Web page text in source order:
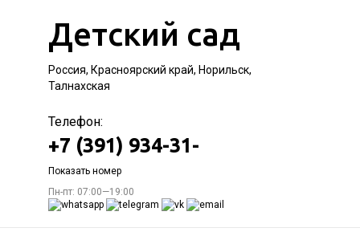
Детский сад
Россия, Красноярский край, Норильск,
Талнахская
Телефон:
+7 (391) 934-31-
Показать номер
Пн-пт: 07:00—19:00